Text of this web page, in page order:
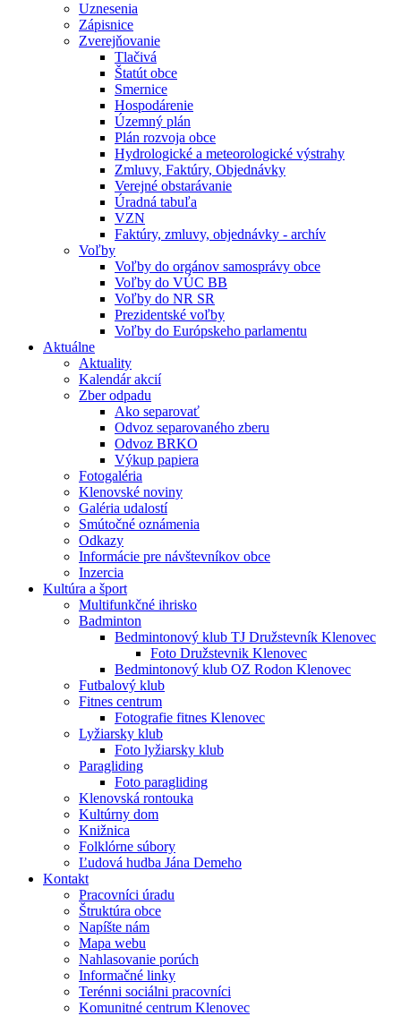
Uznesenia
Zápisnice
Zverejňovanie
Tlačivá
Štatút obce
Smernice
Hospodárenie
Územný plán
Plán rozvoja obce
Hydrologické a meteorologické výstrahy
Zmluvy, Faktúry, Objednávky
Verejné obstarávanie
Úradná tabuľa
VZN
Faktúry, zmluvy, objednávky - archív
Voľby
Voľby do orgánov samosprávy obce
Voľby do VÚC BB
Voľby do NR SR
Prezidentské voľby
Voľby do Európskeho parlamentu
Aktuálne
Aktuality
Kalendár akcií
Zber odpadu
Ako separovať
Odvoz separovaného zberu
Odvoz BRKO
Výkup papiera
Fotogaléria
Klenovské noviny
Galéria udalostí
Smútočné oznámenia
Odkazy
Informácie pre návštevníkov obce
Inzercia
Kultúra a šport
Multifunkčné ihrisko
Badminton
Bedmintonový klub TJ Družstevník Klenovec
Foto Družstevnik Klenovec
Bedmintonový klub OZ Rodon Klenovec
Futbalový klub
Fitnes centrum
Fotografie fitnes Klenovec
Lyžiarsky klub
Foto lyžiarsky klub
Paragliding
Foto paragliding
Klenovská rontouka
Kultúrny dom
Knižnica
Folklórne súbory
Ľudová hudba Jána Demeho
Kontakt
Pracovníci úradu
Štruktúra obce
Napíšte nám
Mapa webu
Nahlasovanie porúch
Informačné linky
Terénni sociálni pracovníci
Komunitné centrum Klenovec